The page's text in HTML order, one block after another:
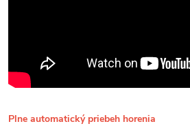
Plne automatický priebeh horenia